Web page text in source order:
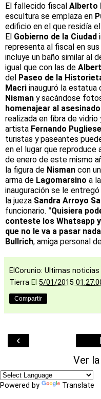
El fallecido fiscal Alberto
escultura se emplaza en
edificio en el que residía
El Gobierno de la Ciudad
representa al fiscal en
incluye un baño similar al
igual que con las de
del Paseo de la
Macri inauguró la estatua
Nisman y sacándose
homenajear al
realizada en fibra de
artista Fernando Pugliese
turistas y paseantes
en el lugar que
de enero de este mismo
la figura de Nisman con
arma de Lagomarsino a
inauguración se le
la jueza Sandra Arroyo
funcionario. "Quisiera
conteste los Whatsapp
que no le va a pasar
Bullrich, amiga personal
ElCorunio: Ultimas
Tierra El 5/01/2015
Compartir
‹
Ver
Powered by Translate